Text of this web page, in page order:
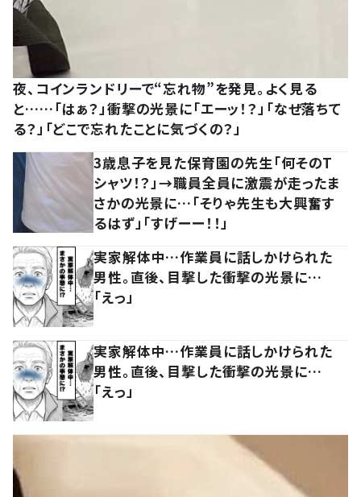
夜、コインランドリーで“忘れ物”を発見。よく見る
と……「はぁ？」衝撃の光景に「エーッ！？」「なぜ落ちて
る？」「どこで忘れたことに気づくの？」
3歳息子を見た保育園の先生「何そのT
シャツ！？」→職員全員に激震が走ったま
さかの光景に…「そりゃ先生も大興奮す
るはず」「すげーー！！」
実家解体中…作業員に話しかけられた
男性。直後、目撃した衝撃の光景に…
「えっ」
実家解体中…作業員に話しかけられた
男性。直後、目撃した衝撃の光景に…
「えっ」